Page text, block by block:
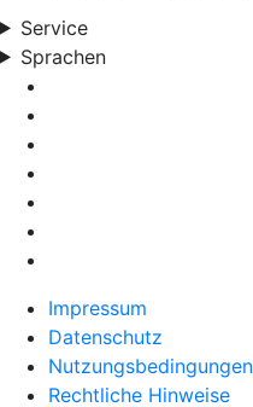
Service
Sprachen
Impressum
Datenschutz
Nutzungsbedingungen
Rechtliche Hinweise